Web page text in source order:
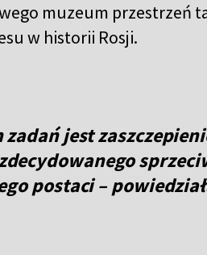
muzeum przestrzeń
w historii Rosji.
jest
postaci –